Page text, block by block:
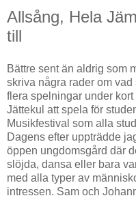
Allsång, Hela
till
Bättre sent än aldrig som
skriva några rader om
flera spelningar under
Jättekul att spela för
Musikfestival som alla
Dagens efter uppträdde
öppen ungdomsgård där
slöjda, dansa eller bara
med alla typer av
intressen. Sam och